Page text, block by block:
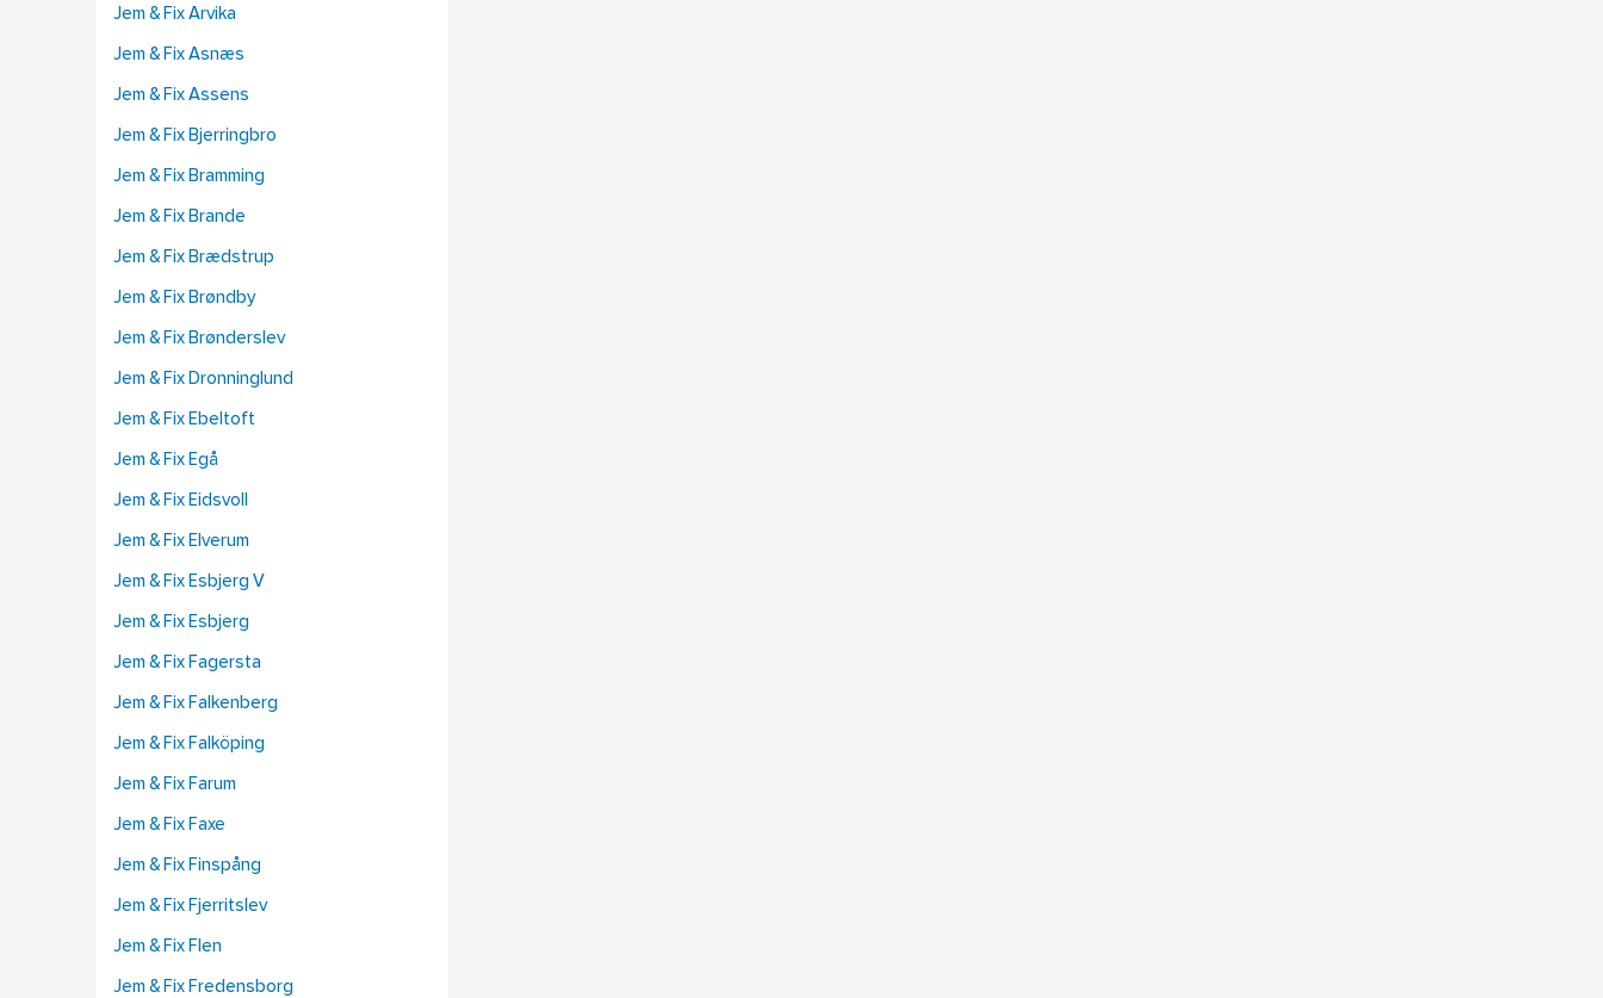
Jem & Fix Arvika
Jem & Fix Asnæs
Jem & Fix Assens
Jem & Fix Bjerringbro
Jem & Fix Bramming
Jem & Fix Brande
Jem & Fix Brædstrup
Jem & Fix Brøndby
Jem & Fix Brønderslev
Jem & Fix Dronninglund
Jem & Fix Ebeltoft
Jem & Fix Egå
Jem & Fix Eidsvoll
Jem & Fix Elverum
Jem & Fix Esbjerg V
Jem & Fix Esbjerg
Jem & Fix Fagersta
Jem & Fix Falkenberg
Jem & Fix Falköping
Jem & Fix Farum
Jem & Fix Faxe
Jem & Fix Finspång
Jem & Fix Fjerritslev
Jem & Fix Flen
Jem & Fix Fredensborg